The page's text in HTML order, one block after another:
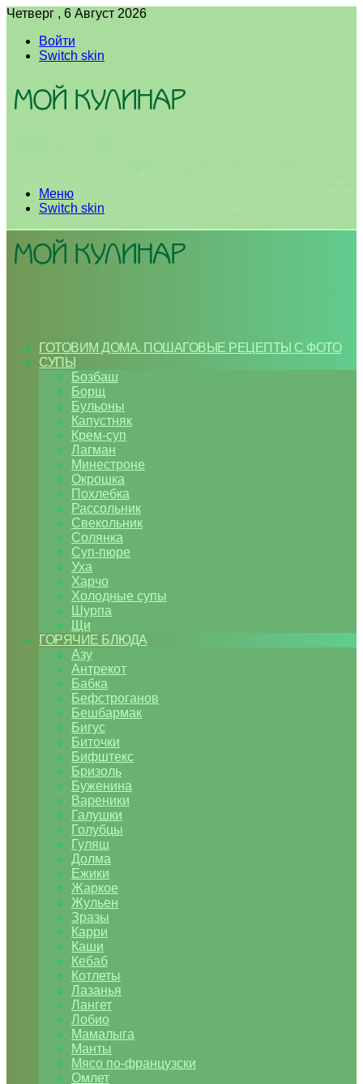
Четверг , 6 Август 2026
Войти
Switch skin
Меню
Switch skin
ГОТОВИМ ДОМА. ПОШАГОВЫЕ РЕЦЕПТЫ С ФОТО
СУПЫ
Бозбаш
Борщ
Бульоны
Капустняк
Крем-суп
Лагман
Минестроне
Окрошка
Похлебка
Рассольник
Свекольник
Солянка
Суп-пюре
Уха
Харчо
Холодные супы
Шурпа
Щи
ГОРЯЧИЕ БЛЮДА
Азу
Антрекот
Бабка
Бефстроганов
Бешбармак
Бигус
Биточки
Бифштекс
Бризоль
Буженина
Вареники
Галушки
Голубцы
Гуляш
Долма
Ежики
Жаркое
Жульен
Зразы
Карри
Каши
Кебаб
Котлеты
Лазанья
Лангет
Лобио
Мамалыга
Манты
Мясо по-французски
Омлет